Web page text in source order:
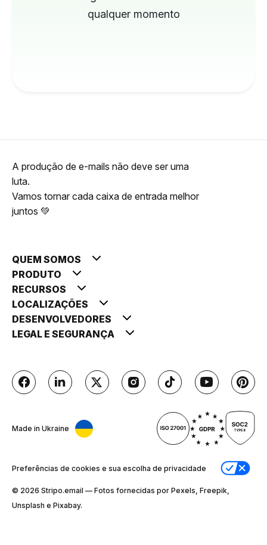
qualquer momento
A produção de e-mails não deve ser uma
luta.
Vamos tornar cada caixa de entrada melhor
juntos 💚
QUEM SOMOS
PRODUTO
RECURSOS
LOCALIZAÇÕES
DESENVOLVEDORES
LEGAL E SEGURANÇA
Made in Ukraine
Preferências de cookies e sua escolha de privacidade
© 2026 Stripо.email — Fotos fornecidas por Pexels, Freepik,
Unsplash e Pixabay.